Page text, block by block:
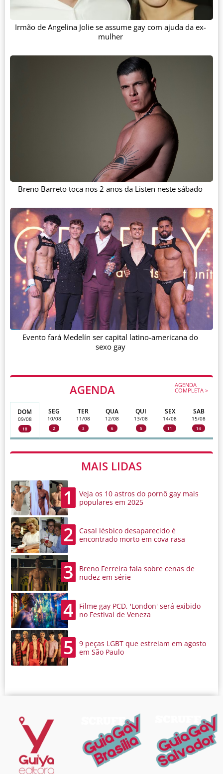
AGENDA AGENDA
COMPLETA >
DOM
09/08
18
SEG
10/08
2
TER
11/08
3
QUA
12/08
6
QUI
13/08
5
SEX
14/08
11
SAB
15/08
14
MAIS LIDAS
1
Veja os 10 astros do pornô gay mais
populares em 2025
2
Casal lésbico desaparecido é
encontrado morto em cova rasa
3
Breno Ferreira fala sobre cenas de
nudez em série
4
Filme gay PCD, 'London' será exibido
no Festival de Veneza
5
9 peças LGBT que estreiam em agosto
em São Paulo
Irmão de Angelina Jolie se assume gay com ajuda da ex-
mulher
Breno Barreto toca nos 2 anos da Listen neste sábado
Evento fará Medelín ser capital latino-americana do
sexo gay